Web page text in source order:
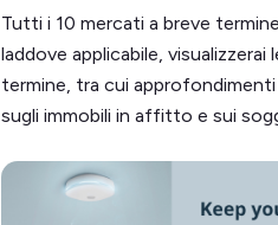
Tutti i 10 mercati a breve
laddove applicabile,
termine, tra cui
sugli immobili in affitto e sui